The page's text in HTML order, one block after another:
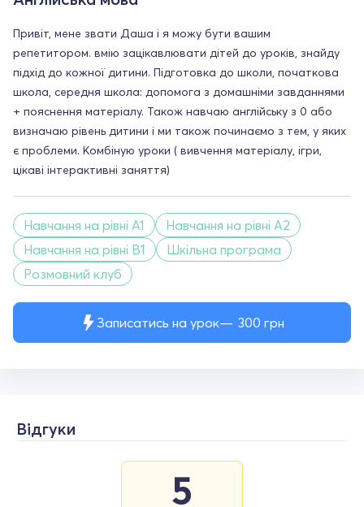
Записатись на урок 300 грн
Привіт, мене звати Даша і я можу бути вашим
репетитором. вмію зацікавлювати дітей до уроків, знайду
підхід до кожної дитини. Підготовка до школи, початкова
школа, середня школа: допомога з домашніми завданнями
+ пояснення матеріалу. Також навчаю англійську з 0 або
визначаю рівень дитини і ми також починаємо з тем, у яких
є проблеми. Комбіную уроки ( вивчення матеріалу, ігри,
цікаві інтерактивні заняття)
Навчання на рівні A1
Навчання на рівні A2
Навчання на рівні B1
Шкільна програма
Розмовний клуб
Відгуки
5